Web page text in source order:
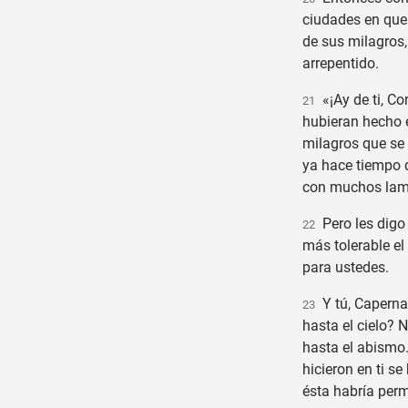
ciudades en
de sus
arrepentido.
21
«¡Ay de ti,
hubieran hecho
milagros que
ya hace tiempo
con muchos
22 Pero les
más tolerable
para ustedes.
23 Y tú,
hasta el cielo?
hasta el
hicieron en ti se
ésta habría